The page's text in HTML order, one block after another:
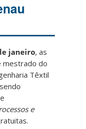
janeiro, as
mestrado do
Têxtil
e